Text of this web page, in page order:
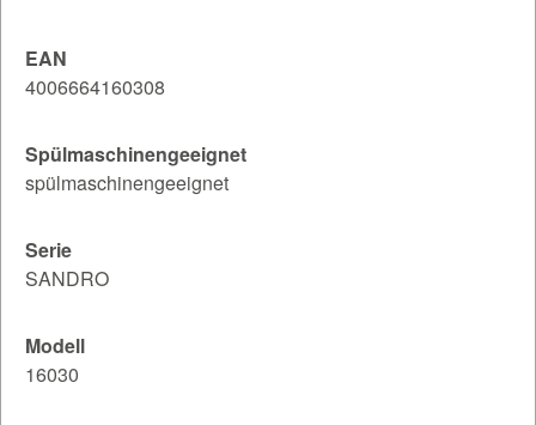
EAN
4006664160308
Spülmaschinengeeignet
spülmaschinengeeignet
Serie
SANDRO
Modell
16030